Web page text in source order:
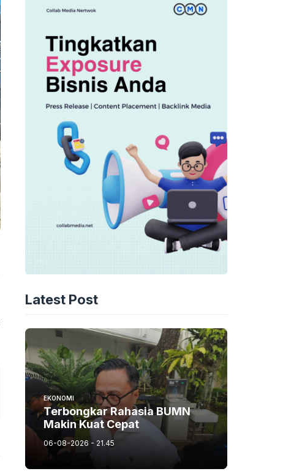
Latest Post
EKONOMI
Terbongkar Rahasia BUMN
Makin Kuat Cepat
06-08-2026 - 21.45